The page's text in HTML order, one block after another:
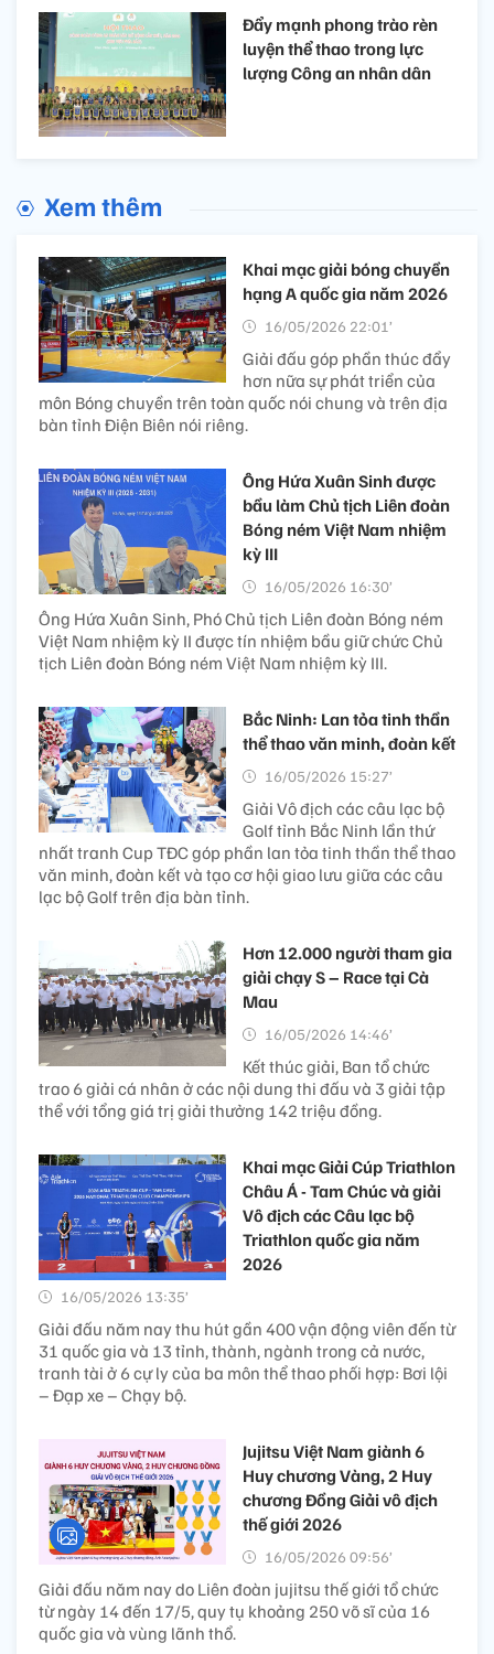
Đẩy mạnh phong trào rèn
luyện thể thao trong lực
lượng Công an nhân dân
Xem thêm
Khai mạc giải bóng chuyền
hạng A quốc gia năm 2026
16/05/2026 22:01’
Giải đấu góp phần thúc đẩy
hơn nữa sự phát triển của
môn Bóng chuyền trên toàn quốc nói chung và trên địa
bàn tỉnh Điện Biên nói riêng.
Ông Hứa Xuân Sinh được
bầu làm Chủ tịch Liên đoàn
Bóng ném Việt Nam nhiệm
kỳ III
16/05/2026 16:30’
Ông Hứa Xuân Sinh, Phó Chủ tịch Liên đoàn Bóng ném
Việt Nam nhiệm kỳ II được tín nhiệm bầu giữ chức Chủ
tịch Liên đoàn Bóng ném Việt Nam nhiệm kỳ III.
Bắc Ninh: Lan tỏa tinh thần
thể thao văn minh, đoàn kết
16/05/2026 15:27’
Giải Vô địch các câu lạc bộ
Golf tỉnh Bắc Ninh lần thứ
nhất tranh Cup TĐC góp phần lan tỏa tinh thần thể thao
văn minh, đoàn kết và tạo cơ hội giao lưu giữa các câu
lạc bộ Golf trên địa bàn tỉnh.
Hơn 12.000 người tham gia
giải chạy S – Race tại Cà
Mau
16/05/2026 14:46’
Kết thúc giải, Ban tổ chức
trao 6 giải cá nhân ở các nội dung thi đấu và 3 giải tập
thể với tổng giá trị giải thưởng 142 triệu đồng.
Khai mạc Giải Cúp Triathlon
Châu Á - Tam Chúc và giải
Vô địch các Câu lạc bộ
Triathlon quốc gia năm
2026
16/05/2026 13:35’
Giải đấu năm nay thu hút gần 400 vận động viên đến từ
31 quốc gia và 13 tỉnh, thành, ngành trong cả nước,
tranh tài ở 6 cự ly của ba môn thể thao phối hợp: Bơi lội
– Đạp xe – Chạy bộ.
Jujitsu Việt Nam giành 6
Huy chương Vàng, 2 Huy
chương Đồng Giải vô địch
thế giới 2026
16/05/2026 09:56’
Giải đấu năm nay do Liên đoàn jujitsu thế giới tổ chức
từ ngày 14 đến 17/5, quy tụ khoảng 250 võ sĩ của 16
quốc gia và vùng lãnh thổ.